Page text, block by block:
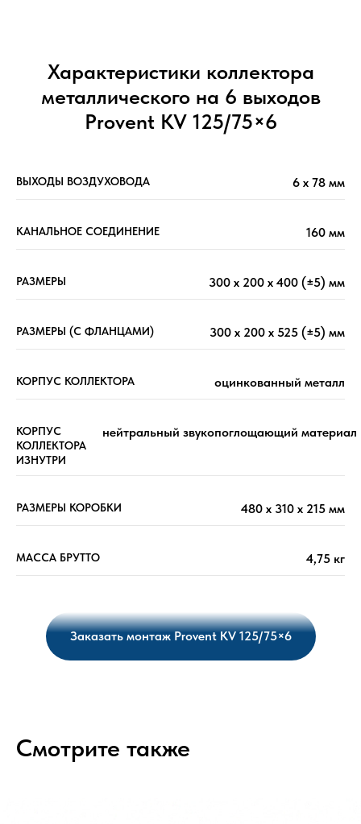
Характеристики коллектора
металлического на 6 выходов
Provent KV 125/75×6
ВЫХОДЫ ВОЗДУХОВОДА 6 х 78 мм
КАНАЛЬНОЕ СОЕДИНЕНИЕ 160 мм
РАЗМЕРЫ 300 х 200 х 400 (±5) мм
РАЗМЕРЫ (С ФЛАНЦАМИ) 300 х 200 х 525 (±5) мм
КОРПУС КОЛЛЕКТОРА оцинкованный металл
КОРПУС
КОЛЛЕКТОРА
ИЗНУТРИ
нейтральный звукопоглощающий материал
РАЗМЕРЫ КОРОБКИ 480 х 310 х 215 мм
МАССА БРУТТО 4,75 кг
Заказать монтаж Provent KV 125/75×6
Смотрите также